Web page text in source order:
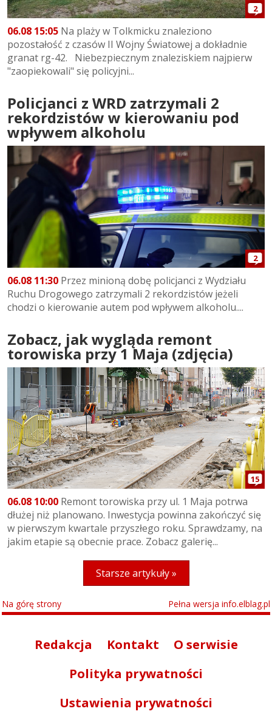
2
06.08 15:05 Na plaży w Tolkmicku znaleziono
pozostałość z czasów II Wojny Światowej a dokładnie
granat rg-42. Niebezpiecznym znaleziskiem najpierw
"zaopiekowali" się policyjni...
Policjanci z WRD zatrzymali 2
rekordzistów w kierowaniu pod
wpływem alkoholu
2
06.08 11:30 Przez minioną dobę policjanci z Wydziału
Ruchu Drogowego zatrzymali 2 rekordzistów jeżeli
chodzi o kierowanie autem pod wpływem alkoholu....
Zobacz, jak wygląda remont
torowiska przy 1 Maja (zdjęcia)
15
06.08 10:00 Remont torowiska przy ul. 1 Maja potrwa
dłużej niż planowano. Inwestycja powinna zakończyć się
w pierwszym kwartale przyszłego roku. Sprawdzamy, na
jakim etapie są obecnie prace. Zobacz galerię...
Starsze artykuły »
Na górę strony Pełna wersja info.elblag.pl
Redakcja Kontakt
O serwisie
Polityka prywatności
Ustawienia prywatności